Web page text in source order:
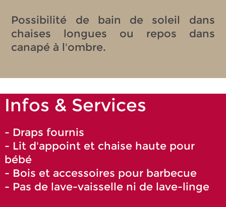
Possibilité de bain de soleil dans
chaises longues ou repos dans
canapé à l'ombre.
Infos & Services
- Draps fournis
- Lit d'appoint et chaise haute pour
bébé
- Bois et accessoires pour barbecue
- Pas de lave-vaisselle ni de lave-linge